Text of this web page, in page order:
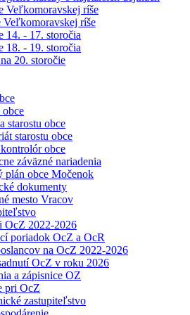
Veľkomoravskej ríše
Veľkomoravskej ríše
14. - 17. storočia
18. - 19. storočia
20. storočie
obce
starostu obce
starostu obce
obce
záväzné nariadenia
plán obce Močenok
dokumenty
mesto Vracov
OcZ 2022-2026
poriadok OcZ a OcR
na OcZ 2022-2026
OcZ v roku 2026
a zápisnice OZ
pri OcZ
zastupiteľstvo